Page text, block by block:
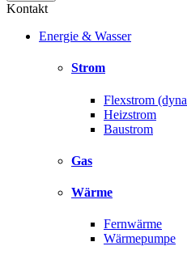
Kontakt
Energie & Wasser
Strom
Flexstrom
Heizstrom
Baustrom
Gas
Wärme
Fernwärme
Wärmepumpe